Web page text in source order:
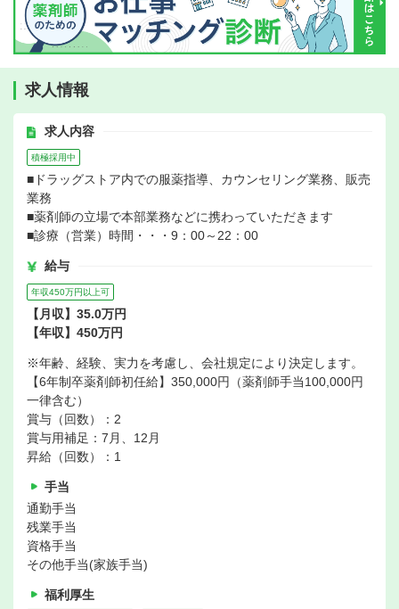
求人情報
求人内容
積極採用中
■ドラッグストア内での服薬指導、カウンセリング業務、販売
業務
■薬剤師の立場で本部業務などに携わっていただきます
■診療（営業）時間・・・9：00～22：00
給与
年収450万円以上可
【月収】35.0万円
【年収】450万円
※年齢、経験、実力を考慮し、会社規定により決定します。
【6年制卒薬剤師初任給】350,000円（薬剤師手当100,000円
一律含む）
賞与（回数）：2
賞与用補足：7月、12月
昇給（回数）：1
手当
通勤手当
残業手当
資格手当
その他手当(家族手当)
福利厚生